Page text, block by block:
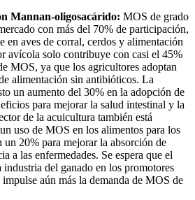
Mannan-oligosacárido: MOS de grado
con más del 70% de participación,
en aves de corral, cerdos y alimentación
avícola solo contribuye con casi el 45%
MOS, ya que los agricultores adoptan
alimentación sin antibióticos. La
un aumento del 30% en la adopción de
para mejorar la salud intestinal y la
de la acuicultura también está
uso de MOS en los alimentos para los
un 20% para mejorar la absorción de
a las enfermedades. Se espera que el
industria del ganado en los promotores
aún más la demanda de MOS de